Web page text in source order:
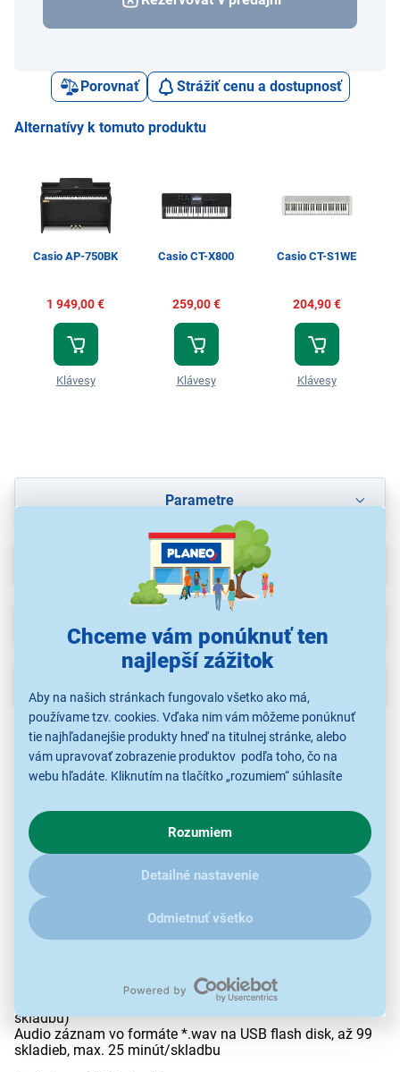
Chceme vám ponúknuť ten
najlepší zážitok
Aby na našich stránkach fungovalo všetko ako má,
používame tzv. cookies. Vďaka nim vám môžeme ponúknuť
tie najhľadanejšie produkty hneď na titulnej stránke, alebo
vám upravovať zobrazenie produktov podľa toho, čo na
webu hľadáte. Kliknutím na tlačítko „rozumiem“ súhlasíte
o chovaní na webe pre zobrazovaní cielených reklám.
V prípade že vás zaujímajú detaily, ako u nás s cookies a
ďalšími údaji pracujeme, kliknitesem.
Rozumiem
Detailné nastavenie
Odmietnuť všetko
Porovnať Strážiť cenu a dostupnosť
Alternatívy k tomuto produktu
Casio AP-750BK
1 949,00 €
Klávesy
Casio CT-X800
259,00 €
Klávesy
Casio CT-S1WE
204,90 €
Klávesy
Digitálne piano
CASIO PX S7000 WE
88 štandardných kláves s kladivkovou mechanikou
kombinácie živice a dreva
5 stupňov citlivosti dynamiky úderu
Polyfónia max. 256 hlasov
400 zvukových registrov s vrstvením zvuku a delením
klaviatúry
Efekty: hall (8 typov), chorus (12 typov), reverb (8 typov)
surround (3 typy), brilancia (25 hodnôt)
Metronóm s nastaviteľným typom taktu a voľbou z 20
Mixér (nastavenie parametrov zvuku)
2-stopá MIDI pamäť na 5 skladieb (cca 30.000 nôt / 1
skladbu)
Audio záznam vo formáte *.wav na USB flash disk, až 99
skladieb, max. 25 minút/skladbu
Parametre
Recenzie